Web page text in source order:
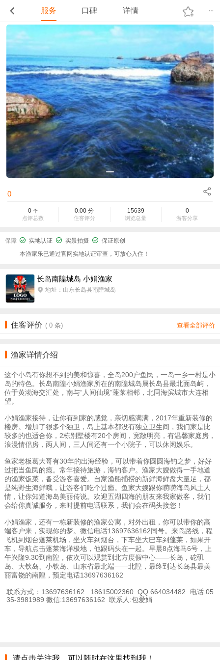
服务 口碑 详情
0
0 个
点评总数
0.00 分
住客评分
15639
浏览总量
0
游客分享
保障 实地认证 实景拍摄
保证原创
本渔家乐已通过官网实地认证审查，可放心入住！
长岛南隍城岛 小娟渔家
地址：山东长岛县南隍城岛
住客评价 ( 0 条) 查看全部评价
渔家详情介绍
这个小岛有你想不到的美和惊喜，全岛200户鱼民，一岛一乡一村是小
岛的特色。长岛南隍小娟渔家所在的南隍城岛属长岛县最北面岛屿，
位于黄渤海交汇处，南与“人间仙境”蓬莱相邻，北同海滨城市大连相
望。
小娟渔家接待，让你有到家的感觉，亲切感满满，2017年重新装修的
楼房。增加了很多个独卫，岛上基本都没有独立卫生间，我们家是比
较多的也适合你，2栋别墅楼有20个房间，宽敞明亮，有温馨家庭房，
浪漫情侣房，两人间，三人间还有一个小院子，可以休闲娱乐。
鱼家老板葛大哥有30年的出海经验，可以带着你圆圆海钓之梦，好好
过把当鱼民的瘾。常年接待旅游，海钓客户。渔家大嫂做得一手地道
的渔家饭菜，备受游客喜爱。自家渔船捕捞的新鲜海鲜盘大量足，都
是纯野生海鲜哦，让游客们吃个过瘾。鱼家大嫂跟你唠唠海岛风土人
情，让你知道海岛美丽传说。欢迎五湖四海的朋友来我家做客，我们
会给你真诚服务，来时提前电话联系，我们会在码头接您！
小娟渔家，还有一栋新装修的渔家公寓，对外出租，你可以带你的高
端客户来，实现你的梦。微信电话13697636162同号。来岛路线，程
飞机到烟台蓬莱机场，坐火车到烟台，下车坐大巴车到蓬莱，如果开
车，导航点击蓬莱海洋极地，他跟码头在一起。早晨8点海马6号，上
午兴隆9.30到南隍，依次可以观赏到北方度假中心——长岛，砣矶
岛、大钦岛、小钦岛、山东省最北端——北隍，最终到达长岛县最美
丽富饶的南隍，预定电话13697636162
联系方式：13697636162 18615002360 QQ:664034482 电话:05
35-3981989 微信:13697636162 联系人:包爱娟
请点击关注我，可以随时在这里找到我！